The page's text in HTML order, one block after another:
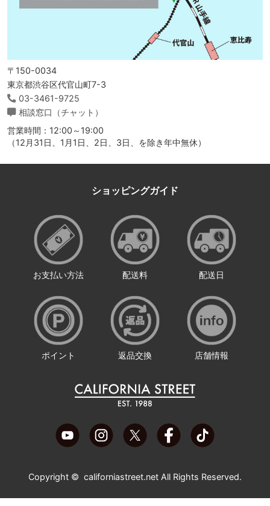
〒150-0034
東京都渋谷区代官山町7-3
03-3461-9725
相談窓口（チャット）
営業時間：12:00～19:00
（12月31日、1月1日、2日、3日、を除き年中無休）
ショッピングガイド
お支払い方法 配送料 配送日
ポイント 返品交換 店舗情報
Copyright © californiastreet.net All Rights Reserved.